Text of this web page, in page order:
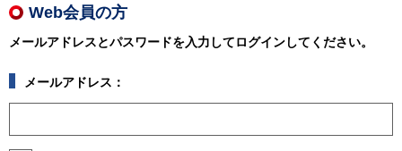
Web会員の方
メールアドレスとパスワードを入力してログインしてください。
メールアドレス：